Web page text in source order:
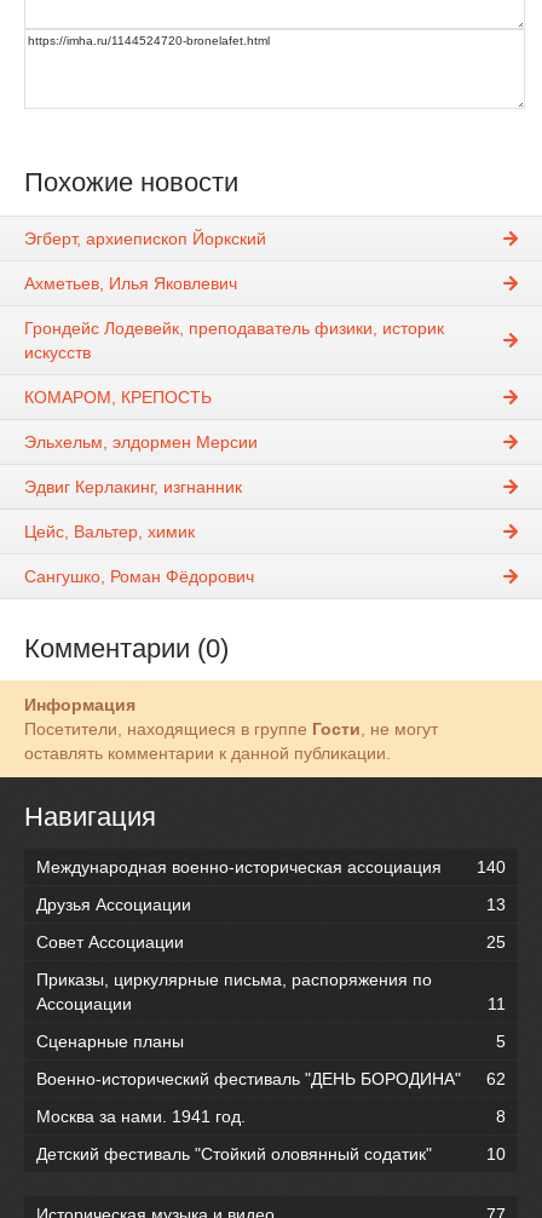
Похожие новости
Эгберт, архиепископ Йоркский
Ахметьев, Илья Яковлевич
Грондейс Лодевейк, преподаватель физики, историк
искусств
КОМАРОМ, КРЕПОСТЬ
Эльхельм, элдормен Мерсии
Эдвиг Керлакинг, изгнанник
Цейс, Вальтер, химик
Сангушко, Роман Фёдорович
Комментарии (0)
Информация
Посетители, находящиеся в группе Гости , не могут
оставлять комментарии к данной публикации.
Навигация
Международная военно-историческая ассоциация
140
Друзья Ассоциации
13
Совет Ассоциации
25
Приказы, циркулярные письма, распоряжения по
Ассоциации
11
Сценарные планы
5
Военно-исторический фестиваль "ДЕНЬ БОРОДИНА"
62
Москва за нами. 1941 год.
8
Детский фестиваль "Стойкий оловянный содатик"
10